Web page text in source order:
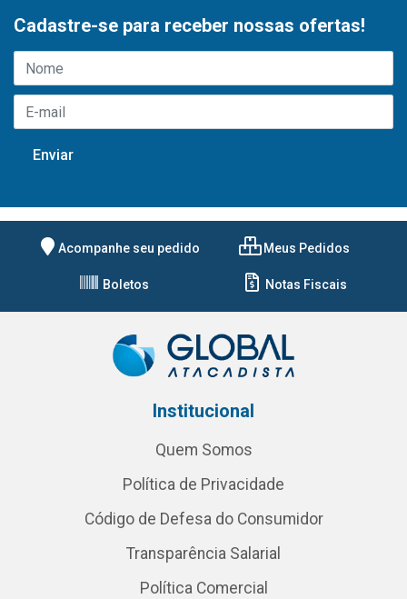
Cadastre-se para receber nossas ofertas!
Acompanhe seu pedido Meus Pedidos
Boletos Notas Fiscais
Institucional
Quem Somos
Política de Privacidade
Código de Defesa do Consumidor
Transparência Salarial
Política Comercial